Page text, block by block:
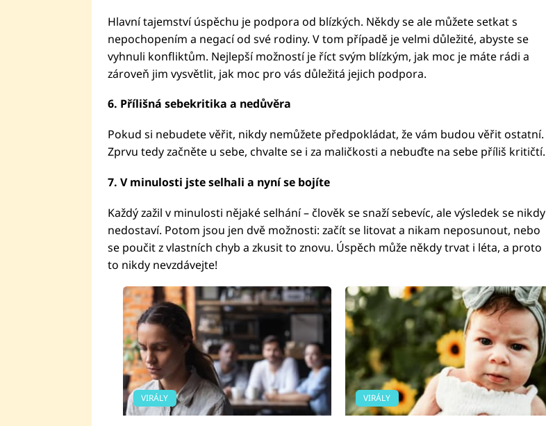
Hlavní tajemství úspěchu je podpora od blízkých. Někdy se ale můžete setkat s
nepochopením a negací od své rodiny. V tom případě je velmi důležité, abyste se
vyhnuli konfliktům. Nejlepší možností je říct svým blízkým, jak moc je máte rádi a
zároveň jim vysvětlit, jak moc pro vás důležitá jejich podpora.
6. Přílišná sebekritika a nedůvěra
Pokud si nebudete věřit, nikdy nemůžete předpokládat, že vám budou věřit ostatní.
Zprvu tedy začněte u sebe, chvalte se i za maličkosti a nebuďte na sebe příliš kritičtí.
7. V minulosti jste selhali a nyní se bojíte
Každý zažil v minulosti nějaké selhání – člověk se snaží sebevíc, ale výsledek se nikdy
nedostaví. Potom jsou jen dvě možnosti: začít se litovat a nikam neposunout, nebo
se poučit z vlastních chyb a zkusit to znovu. Úspěch může někdy trvat i léta, a proto
to nikdy nevzdávejte!
VIRÁLY VIRÁLY